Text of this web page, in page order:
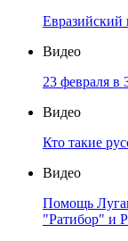
Евразийский
Видео
23 февраля в
Видео
Кто такие
Видео
Помощь
"Ратибор" и